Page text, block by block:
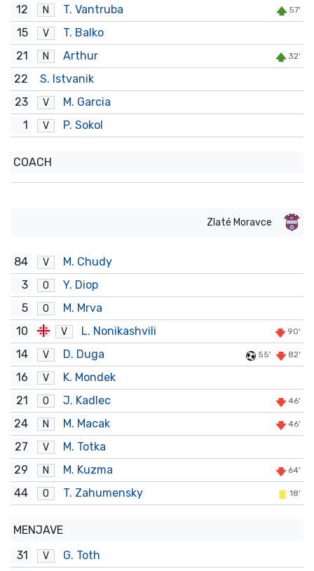
12
N T. Vantruba 57'
15 V
T. Balko
21
N Arthur 32'
22
S. Istvanik
23
V
M. Garcia
1
V P. Sokol
COACH
Zlaté Moravce
84 V
M. Chudy
3
O
Y. Diop
5
O
M. Mrva
10
V L. Nonikashvili 90'
14 V D. Duga 55' 82'
16 V
K. Mondek
21
O J. Kadlec 46'
24 N M. Macak 46'
27 V
M. Totka
29
N M. Kuzma 64'
44 O T. Zahumensky 18'
MENJAVE
31
V
G. Toth